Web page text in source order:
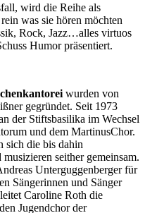
wird die Reihe als
was sie hören möchten
Rock, Jazz…alles virtuos
Humor präsentiert.
wurden von
gegründet. Seit 1973
der Stiftsbasilika im Wechsel
und dem MartinusChor.
sich die bis dahin
seither gemeinsam.
Unterguggenberger für
Sängerinnen und Sänger
Caroline Roth die
Jugendchor der